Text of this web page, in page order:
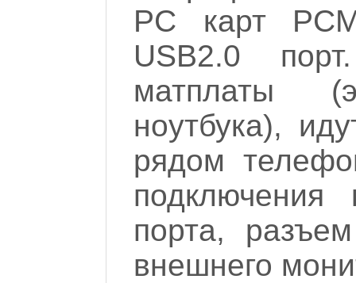
PC карт
USB2.0
матплаты
ноутбука),
рядом
порта,
внешнего